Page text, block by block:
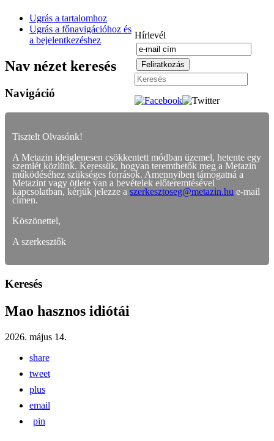
Hírlevél
Ugrás a tartalomhoz
Ugrás a főnavigációhoz és
a bejelentkezéshez
Nav nézet keresés
Navigáció
Tisztelt Olvasónk!
A Metazin ideiglenesen csökkentett módban üzemel, hetente egy
szemlét közlünk. Keressük, hogyan teremthetők meg a Metazin
működéséhez szükséges források. Amennyiben támogatná a
Metazint vagy ötlete van a bevételek előteremtésével
kapcsolatban, kérjük jelezze a szerkesztoseg@metazin.hu e-mail
címen.
Köszönettel,
A szerkesztők
Keresés
Mao hasznos idiótái
2026. május 14.
share
tweet
plus
email
pin